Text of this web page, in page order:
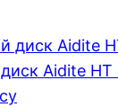
Aidite